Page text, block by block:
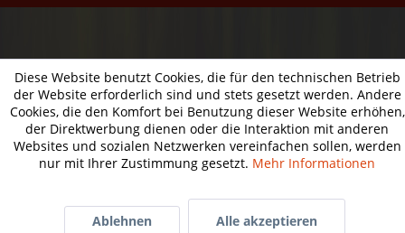
Diese Website benutzt Cookies, die für den technischen Betrieb
der Website erforderlich sind und stets gesetzt werden. Andere
Cookies, die den Komfort bei Benutzung dieser Website erhöhen,
der Direktwerbung dienen oder die Interaktion mit anderen
Websites und sozialen Netzwerken vereinfachen sollen, werden
nur mit Ihrer Zustimmung gesetzt. Mehr Informationen
Ablehnen Alle akzeptieren